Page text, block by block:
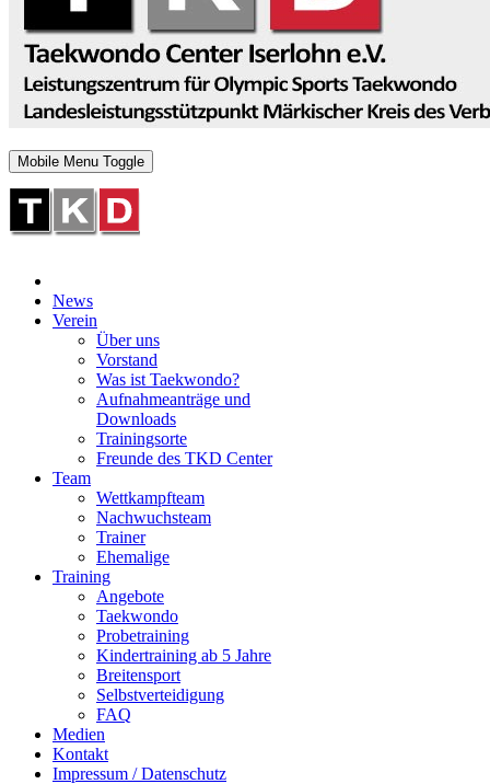
Mobile Menu Toggle
News
Verein
Über uns
Vorstand
Was ist Taekwondo?
Aufnahmeanträge und
Downloads
Trainingsorte
Freunde des TKD Center
Team
Wettkampfteam
Nachwuchsteam
Trainer
Ehemalige
Training
Angebote
Taekwondo
Probetraining
Kindertraining ab 5 Jahre
Breitensport
Selbstverteidigung
FAQ
Medien
Kontakt
Impressum / Datenschutz